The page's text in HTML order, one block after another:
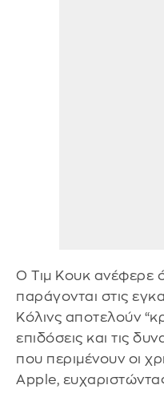
Ο Τιμ Κουκ ανέφερε
παράγονται στις
Κόλινς αποτελούν
επιδόσεις και τις
που περιμένουν οι
Apple,